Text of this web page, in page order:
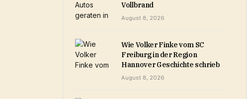
Vollbrand
August 8, 2026
Wie Volker Finke vom SC
Freiburg in der Region
Hannover Geschichte schrieb
August 8, 2026